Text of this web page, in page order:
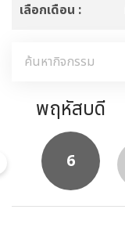
เลือกเดือน :
พฤหัสบดี
6